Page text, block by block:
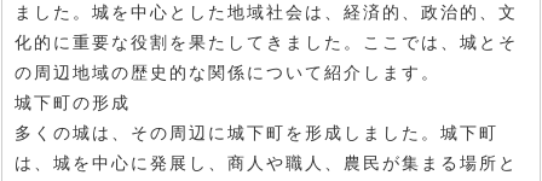
ました。城を中心とした地域社会は、経済的、政治的、文
化的に重要な役割を果たしてきました。ここでは、城とそ
の周辺地域の歴史的な関係について紹介します。
城下町の形成
多くの城は、その周辺に城下町を形成しました。城下町
は、城を中心に発展し、商人や職人、農民が集まる場所と